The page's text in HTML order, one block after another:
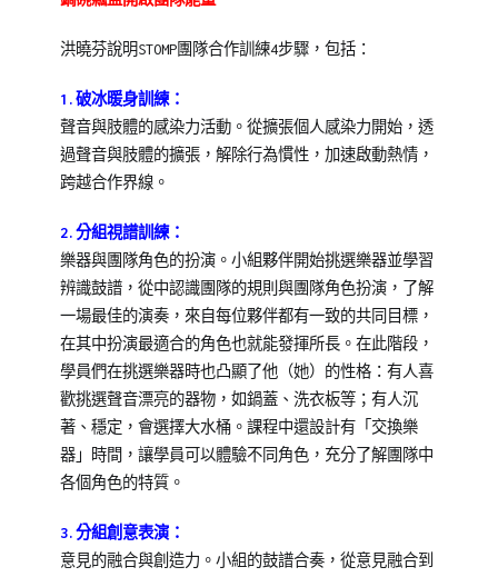
洪曉芬說明STOMP團隊合作訓練4步驟，包括：
1.破冰暖身訓練：
聲音與肢體的感染力活動。從擴張個人感染力開始，透
過聲音與肢體的擴張，解除行為慣性，加速啟動熱情，
跨越合作界線。
2.分組視譜訓練：
樂器與團隊角色的扮演。小組夥伴開始挑選樂器並學習
辨識鼓譜，從中認識團隊的規則與團隊角色扮演，了解
一場最佳的演奏，來自每位夥伴都有一致的共同目標，
在其中扮演最適合的角色也就能發揮所長。在此階段，
學員們在挑選樂器時也凸顯了他（她）的性格：有人喜
歡挑選聲音漂亮的器物，如鍋蓋、洗衣板等；有人沉
著、穩定，會選擇大水桶。課程中還設計有「交換樂
器」時間，讓學員可以體驗不同角色，充分了解團隊中
各個角色的特質。
3.分組創意表演：
意見的融合與創造力。小組的鼓譜合奏，從意見融合到